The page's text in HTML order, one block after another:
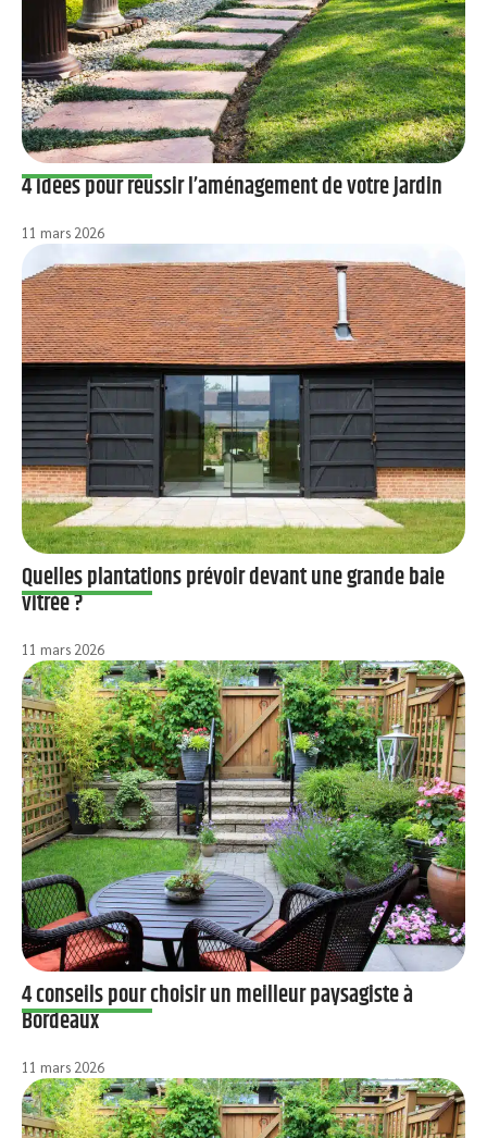
4 idées pour réussir l’aménagement de votre jardin
11 mars 2026
Quelles plantations prévoir devant une grande baie
vitrée ?
11 mars 2026
4 conseils pour choisir un meilleur paysagiste à
Bordeaux
11 mars 2026